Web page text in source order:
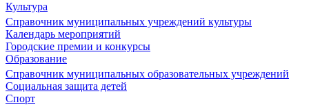
Культура
Справочник муниципальных учреждений культуры
Календарь мероприятий
Городские премии и конкурсы
Образование
Справочник муниципальных образовательных учреждений
Социальная защита детей
Спорт